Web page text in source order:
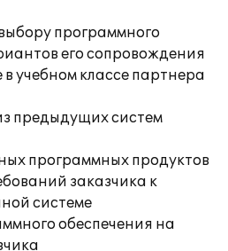
программного
его сопровождения
учебном классе партнера
предыдущих систем
программных продуктов
заказчика к
системе
обеспечения на